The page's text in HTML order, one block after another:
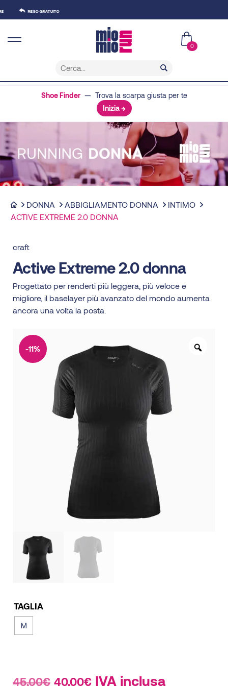
RESO GRATUITO
0
Shoe Finder— Trova la scarpa giusta per te
Inizia →
DONNA ABBIGLIAMENTO DONNA
INTIMO
ACTIVE EXTREME 2.0 DONNA
craft
Active Extreme 2.0 donna
Progettato per renderti più leggera, più veloce e
migliore, il baselayer più avanzato del mondo aumenta
ancora una volta la posta.
-11%
TAGLIA
M
45,00€ Il
40,00€ Il
IVA inclusa